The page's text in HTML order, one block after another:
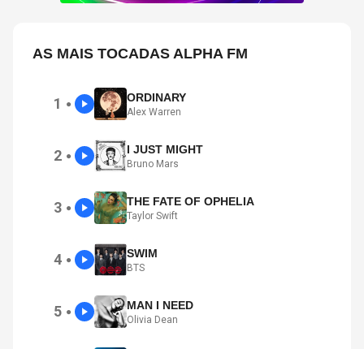
AS MAIS TOCADAS ALPHA FM
1 ● ORDINARY
Alex Warren
2 ● I JUST MIGHT
Bruno Mars
3 ● THE FATE OF OPHELIA
Taylor Swift
4 ● SWIM
BTS
5 ● MAN I NEED
Olivia Dean